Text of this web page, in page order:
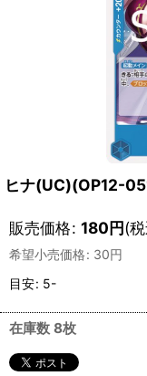
ヒナ(UC)(OP12-
販売価格: 180円(
希望小売価格: 30円
目安: 5-
在庫数 8枚